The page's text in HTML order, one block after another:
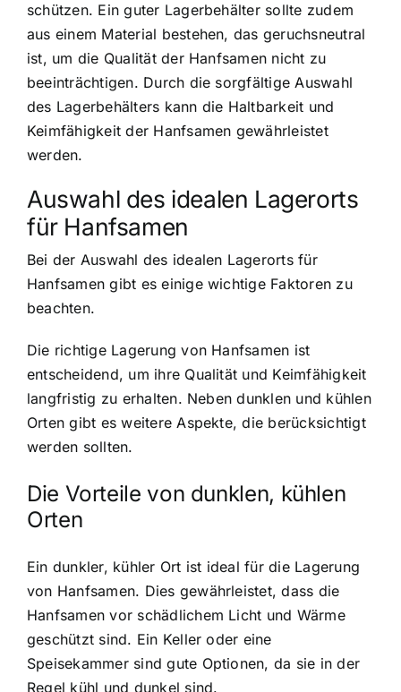
schützen. Ein guter Lagerbehälter sollte zudem
aus einem Material bestehen, das geruchsneutral
ist, um die Qualität der Hanfsamen nicht zu
beeinträchtigen. Durch die sorgfältige Auswahl
des Lagerbehälters kann die Haltbarkeit und
Keimfähigkeit der Hanfsamen gewährleistet
werden.
Auswahl des idealen Lagerorts
für Hanfsamen
Bei der Auswahl des idealen Lagerorts für
Hanfsamen gibt es einige wichtige Faktoren zu
beachten.
Die richtige Lagerung von Hanfsamen ist
entscheidend, um ihre Qualität und Keimfähigkeit
langfristig zu erhalten. Neben dunklen und kühlen
Orten gibt es weitere Aspekte, die berücksichtigt
werden sollten.
Die Vorteile von dunklen, kühlen
Orten
Ein dunkler, kühler Ort ist ideal für die Lagerung
von Hanfsamen. Dies gewährleistet, dass die
Hanfsamen vor schädlichem Licht und Wärme
geschützt sind. Ein Keller oder eine
Speisekammer sind gute Optionen, da sie in der
Regel kühl und dunkel sind.